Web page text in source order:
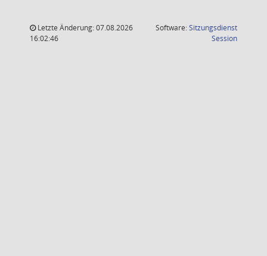
Letzte Änderung: 07.08.2026
16:02:46
Software:Sitzungsdienst
Session(Wird in